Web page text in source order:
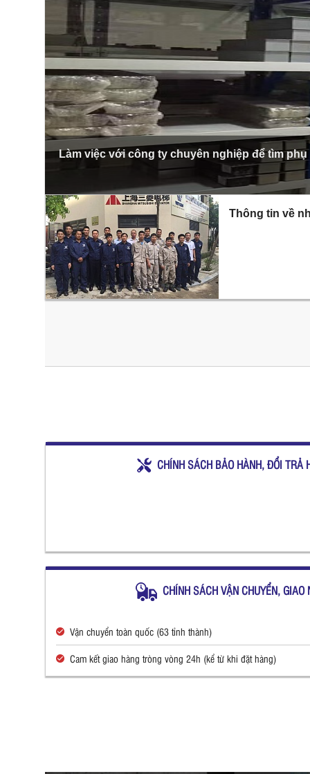
Làm việc với công ty chuyên nghiệp để tìm
Thông tin về
CHÍNH SÁCH BẢO HÀNH, ĐỔI TRẢ
CHÍNH SÁCH VẬN CHUYỂN, GIAO
Vận chuyển toàn quốc (63 tỉnh thành)
Cam kết giao hàng tròng vòng 24h (kể từ khi đặt hàng)